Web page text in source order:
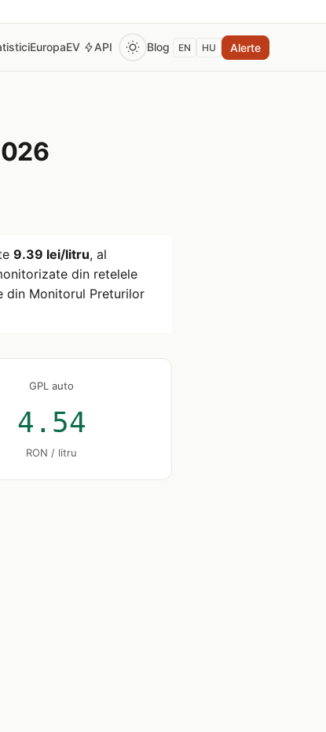
EuropaEV API Blog EN HU Alerte
9.39 lei/litru, al
din retelele
din Monitorul Preturilor
GPL auto
4.54
RON / litru